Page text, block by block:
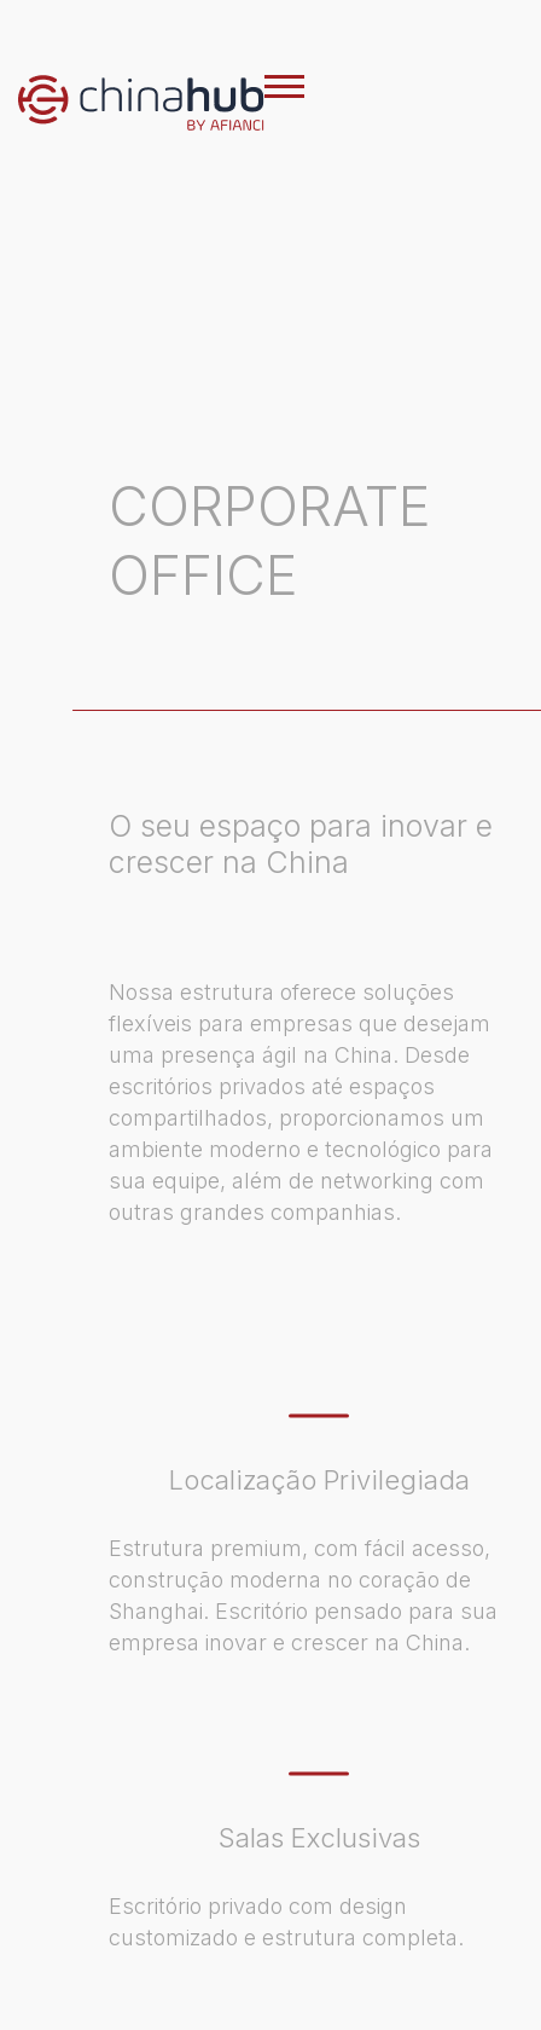
CORPORATE
OFFICE
O seu espaço para inovar e
crescer na China
Nossa estrutura oferece soluções
flexíveis para empresas que desejam
uma presença ágil na China. Desde
escritórios privados até espaços
compartilhados, proporcionamos um
ambiente moderno e tecnológico para
sua equipe, além de networking com
outras grandes companhias.
Localização Privilegiada​
Estrutura premium, com fácil acesso,
construção moderna no coração de
Shanghai. Escritório pensado para sua
empresa inovar e crescer na China.
Salas Exclusivas
Escritório privado com design
customizado e estrutura completa.